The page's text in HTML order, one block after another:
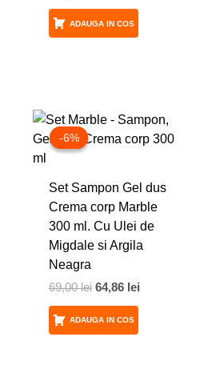
ADAUGA IN COS
-6%
-6%
Set Sampon Gel dus
Crema corp Marble
300 ml. Cu Ulei de
Migdale si Argila
Neagra
69,00lei
Prețul
a
64,86 lei
Prețul
curent
este:
ADAUGA IN COS